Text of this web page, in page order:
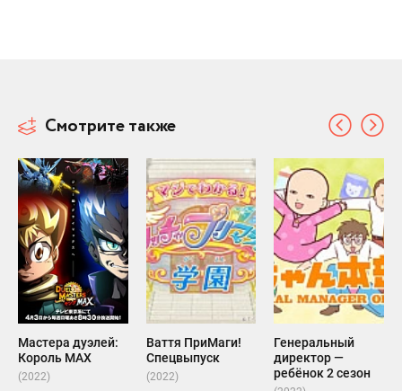
Смотрите также
Мастера дуэлей:
Король MAX
(2022)
Ваття ПриМаги!
Спецвыпуск
(2022)
Генеральный
директор —
ребёнок 2 сезон